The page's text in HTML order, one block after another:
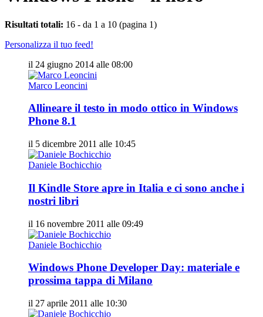
Risultati totali: 16 - da 1 a 10 (pagina 1)
Personalizza il tuo feed!
il 24 giugno 2014 alle 08:00
Marco Leoncini
Allineare il testo in modo ottico in Windows
Phone 8.1
il 5 dicembre 2011 alle 10:45
Daniele Bochicchio
Il Kindle Store apre in Italia e ci sono anche i
nostri libri
il 16 novembre 2011 alle 09:49
Daniele Bochicchio
Windows Phone Developer Day: materiale e
prossima tappa di Milano
il 27 aprile 2011 alle 10:30